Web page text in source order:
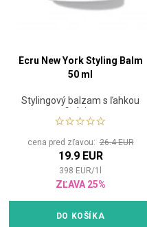
Ecru New York Styling Balm
50 ml
Stylingový balzam s ľahkou
fixáciou
cena pred zľavou:26.4 EUR
19.9 EUR
398 EUR/1
ZĽAVA 25%
DO KOŠÍKA